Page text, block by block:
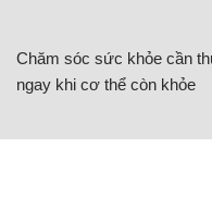
Chăm sóc sức khỏe cần
ngay khi cơ thể còn khỏe